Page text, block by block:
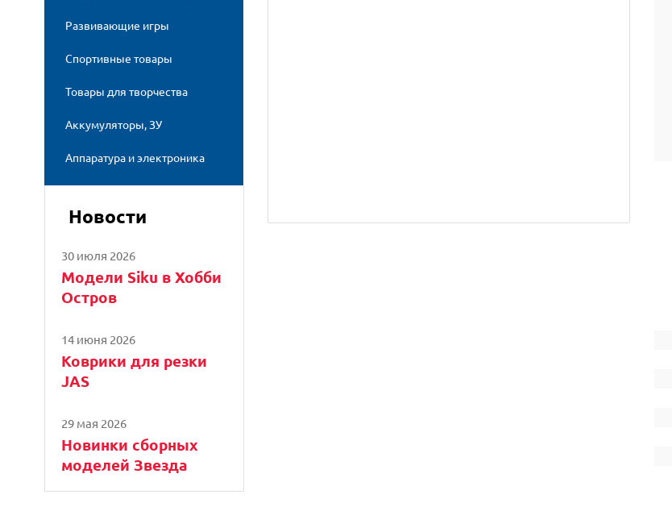
Развивающие игры
Спортивные товары
Товары для творчества
Аккумуляторы, ЗУ
Аппаратура и электроника
Новости
30 июля 2026
Модели Siku в Хобби
Остров
14 июня 2026
Коврики для резки
JAS
29 мая 2026
Новинки сборных
моделей Звезда